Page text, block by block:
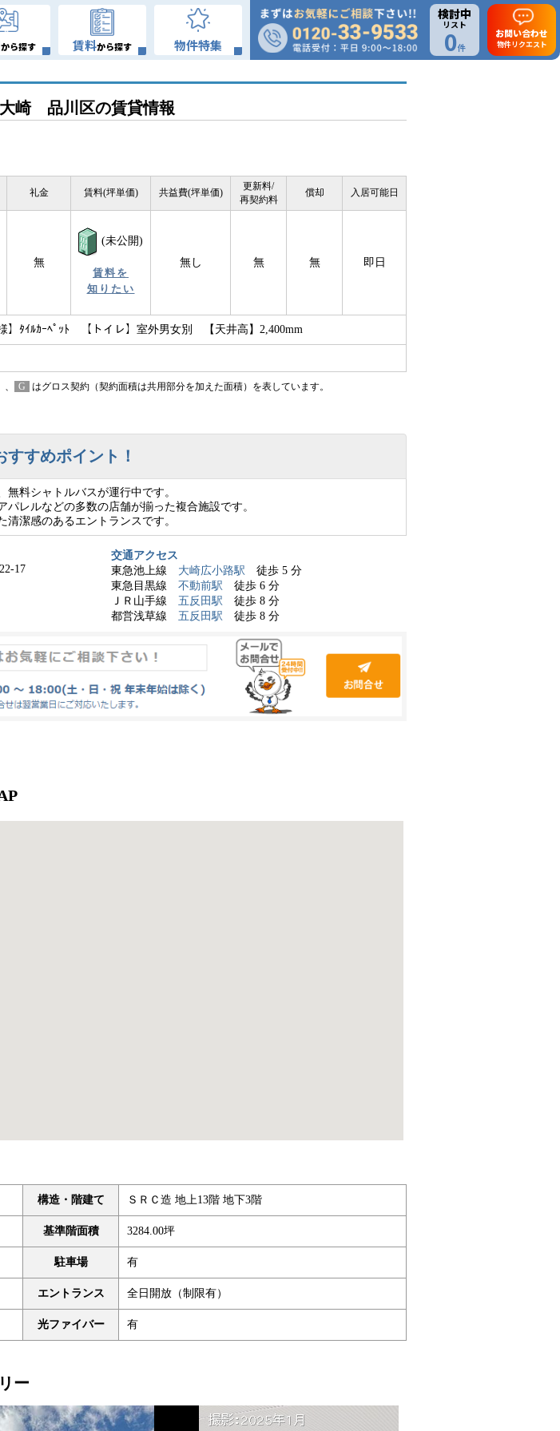
から探す 賃料から探す 物件特集
検討中
リスト
0件
お問い合わせ
物件リクエスト
崎 品川区の賃貸情報
礼金 賃料(坪単価) 共益費(坪単価)
更新料/
再契約料
償却 入居可能日
無
(未公開)
賃料を
知りたい
無し 無 無 即日
】ﾀｲﾙｶｰﾍﾟｯﾄ 【トイレ】室外男女別 【天井高】2,400mm
G はグロス契約（契約面積は共用部分を加えた面積）を表しています。
すすめポイント！
無料シャトルバスが運行中です。
パレルなどの多数の店舗が揃った複合施設です。
清潔感のあるエントランスです。
17
交通アクセス
東急池上線 大崎広小路駅 徒歩 5 分
東急目黒線 不動前駅 徒歩 6 分
ＪＲ山手線 五反田駅 徒歩 8 分
都営浅草線 五反田駅 徒歩 8 分
構造・階建て ＳＲＣ造 地上13階 地下3階
基準階面積 3284.00坪
駐車場 有
エントランス 全日開放（制限有）
光ファイバー 有
ー